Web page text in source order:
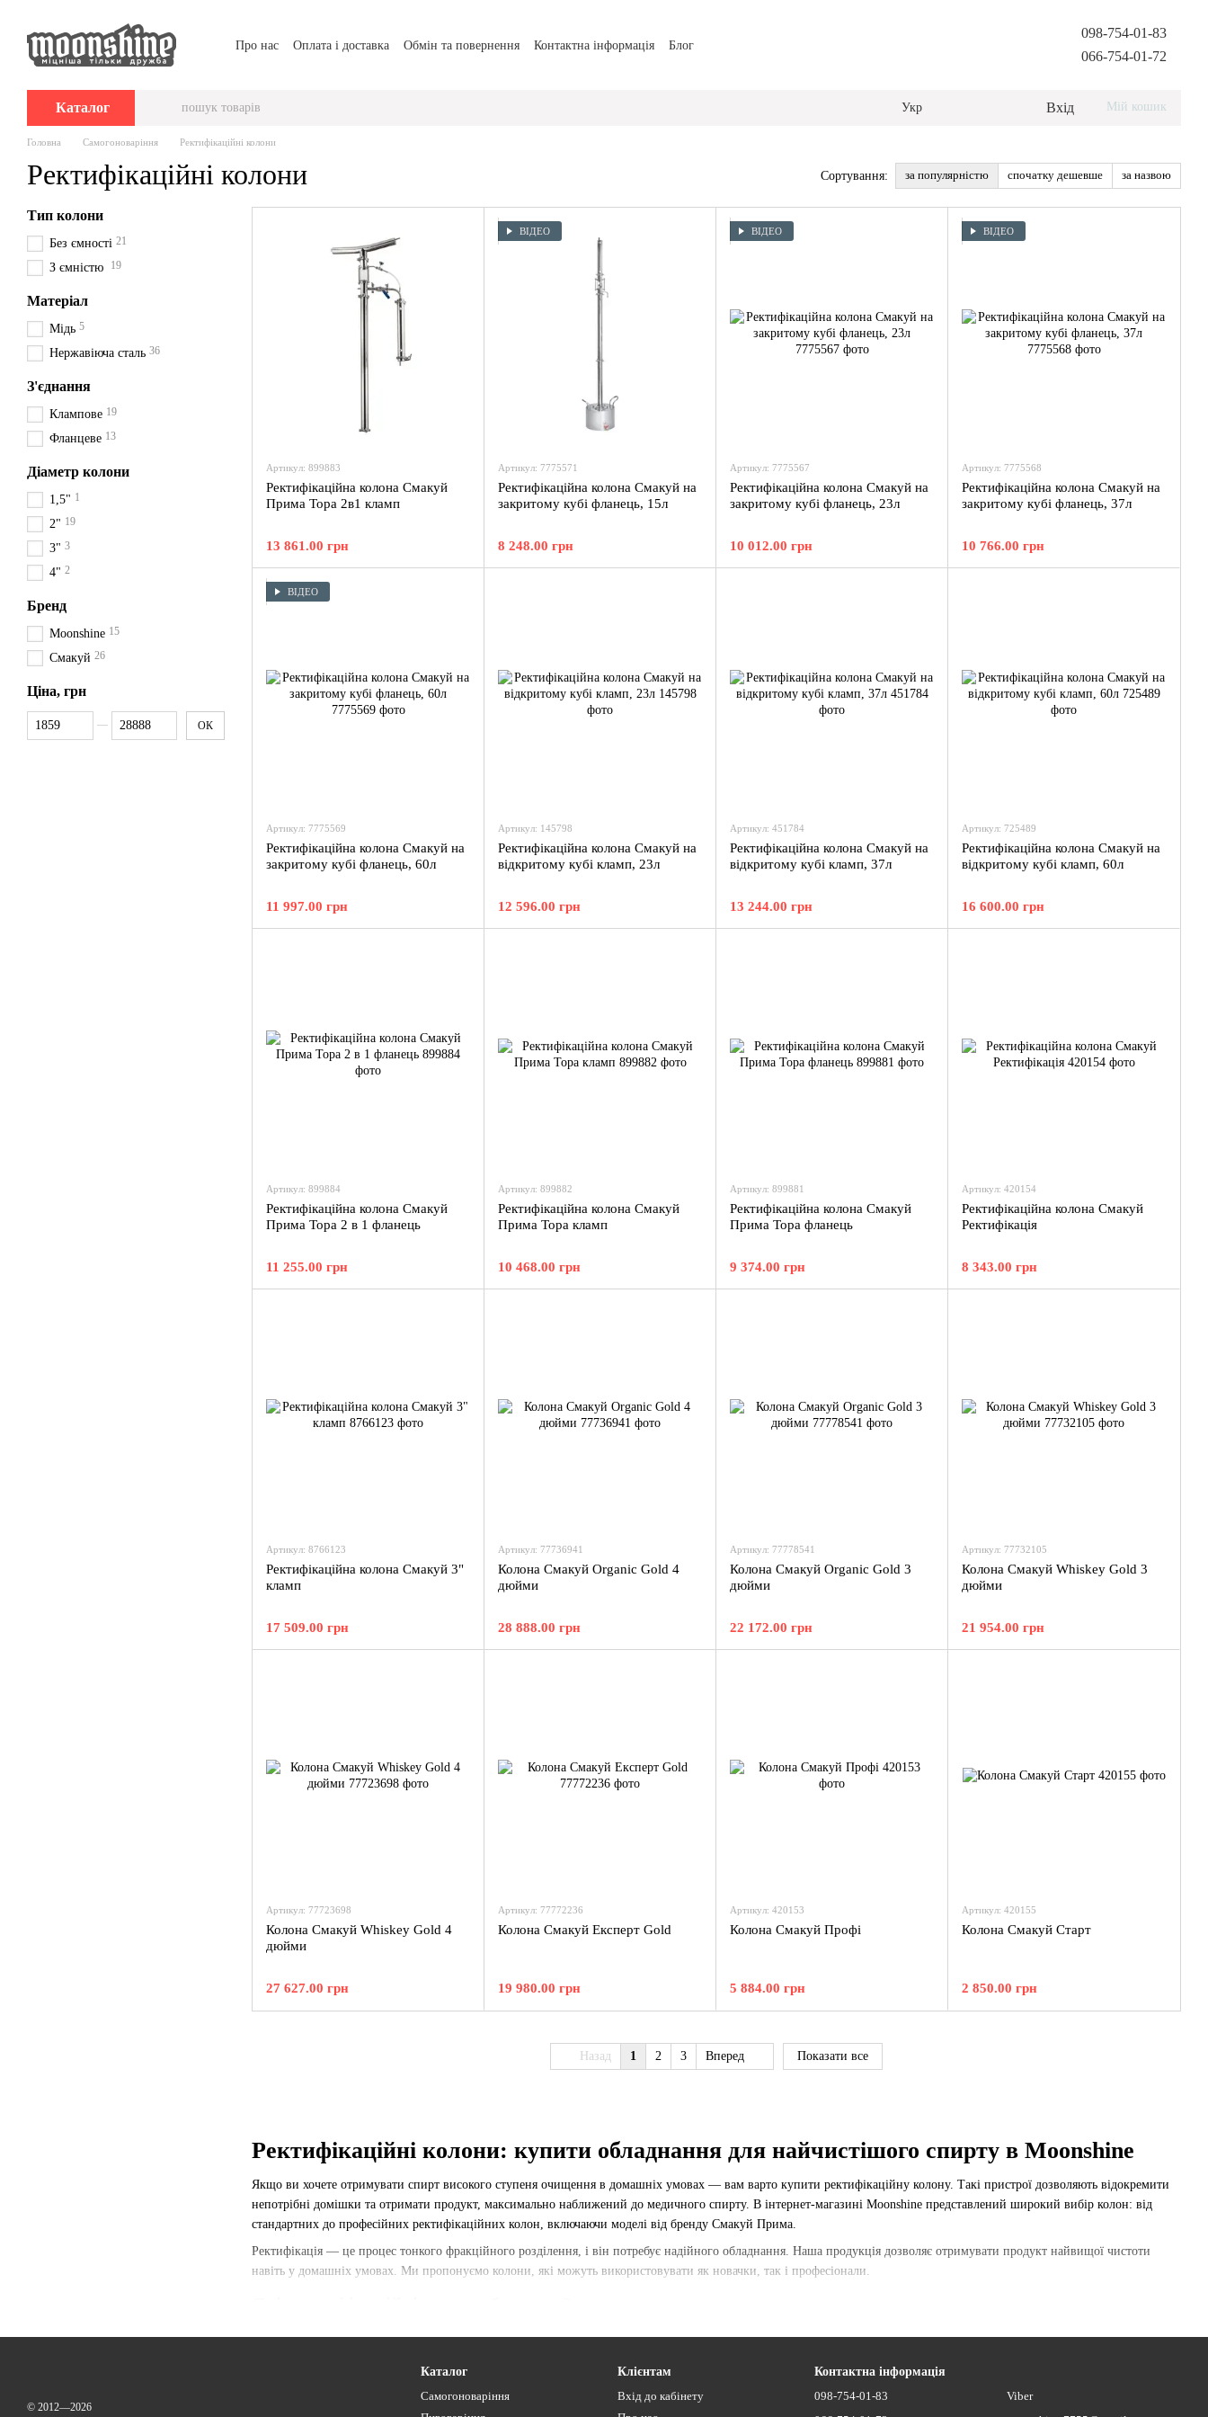
Про нас Оплата і доставка Обмін та повернення Контактна інформація Блог
098-754-01-83
066-754-01-72
Каталог Укр Вхід Мій кошик
Головна Самогоноваріння Ректифікаційні колони
Ректифікаційні колони Сортування: за популярністю спочатку дешевше за назвою
Ректифікаційні колони: купити обладнання для найчистішого спирту в Moonshine
Якщо ви хочете отримувати спирт високого ступеня очищення в домашніх умовах — вам варто купити ректифікаційну колону. Такі пристрої дозволяють відокремити
непотрібні домішки та отримати продукт, максимально наближений до медичного спирту. В інтернет-магазині Moonshine представлений широкий вибір колон: від
стандартних до професійних ректифікаційних колон, включаючи моделі від бренду Смакуй Прима.
Ректифікація — це процес тонкого фракційного розділення, і він потребує надійного обладнання. Наша продукція дозволяє отримувати продукт найвищої чистоти
навіть у домашніх умовах. Ми пропонуємо колони, які можуть використовувати як новачки, так і професіонали.
Артикул: 899883
Ректифікаційна колона Смакуй
Прима Тора 2в1 кламп
13 861.00 грн
ВІДЕО
Артикул: 7775571
Ректифікаційна колона Смакуй на
закритому кубі фланець, 15л
8 248.00 грн
ВІДЕО
Артикул: 7775567
Ректифікаційна колона Смакуй на
закритому кубі фланець, 23л
10 012.00 грн
ВІДЕО
Артикул: 7775568
Ректифікаційна колона Смакуй на
закритому кубі фланець, 37л
10 766.00 грн
ВІДЕО
Артикул: 7775569
Ректифікаційна колона Смакуй на
закритому кубі фланець, 60л
11 997.00 грн
Артикул: 145798
Ректифікаційна колона Смакуй на
відкритому кубі кламп, 23л
12 596.00 грн
Артикул: 451784
Ректифікаційна колона Смакуй на
відкритому кубі кламп, 37л
13 244.00 грн
Артикул: 725489
Ректифікаційна колона Смакуй на
відкритому кубі кламп, 60л
16 600.00 грн
Артикул: 899884
Ректифікаційна колона Смакуй
Прима Тора 2 в 1 фланець
11 255.00 грн
Артикул: 899882
Ректифікаційна колона Смакуй
Прима Тора кламп
10 468.00 грн
Артикул: 899881
Ректифікаційна колона Смакуй
Прима Тора фланець
9 374.00 грн
Артикул: 420154
Ректифікаційна колона Смакуй
Ректифікація
8 343.00 грн
Артикул: 8766123
Ректифікаційна колона Смакуй 3"
кламп
17 509.00 грн
Артикул: 77736941
Колона Смакуй Organic Gold 4
дюйми
28 888.00 грн
Артикул: 77778541
Колона Смакуй Organic Gold 3
дюйми
22 172.00 грн
Артикул: 77732105
Колона Смакуй Whiskey Gold 3
дюйми
21 954.00 грн
Артикул: 77723698
Колона Смакуй Whiskey Gold 4
дюйми
27 627.00 грн
Артикул: 77772236
Колона Смакуй Експерт Gold
19 980.00 грн
Артикул: 420153
Колона Смакуй Профі
5 884.00 грн
Артикул: 420155
Колона Смакуй Старт
2 850.00 грн
Назад 1 2 3 Вперед Показати все
Тип колони
Без ємності 21
З ємністю 19
Матеріал
Мідь 5
Нержавіюча сталь 36
З'єднання
Клампове 19
Фланцеве 13
Діаметр колони
1,5" 1
2" 19
3" 3
4" 2
Бренд
Moonshine 15
Смакуй 26
Ціна, грн
Від Ціна, грн
До Ціна, грн
ОК
© 2012—2026
Каталог
Самогоноваріння
Клієнтам
Вхід до кабінету
Контактна інформація
098-754-01-83
Viber